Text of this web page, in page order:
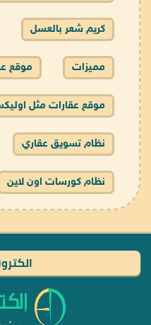
كريم شعر بالعسل
مميزات موقع
موقع عقارات مثل
نظام تسويق عقاري
نظام كورسات اون لاين